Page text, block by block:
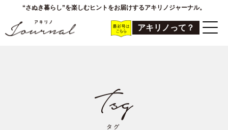
“さぬき暮らし”を楽しむヒントをお届けするアキリノジャーナル。
アキリノって？